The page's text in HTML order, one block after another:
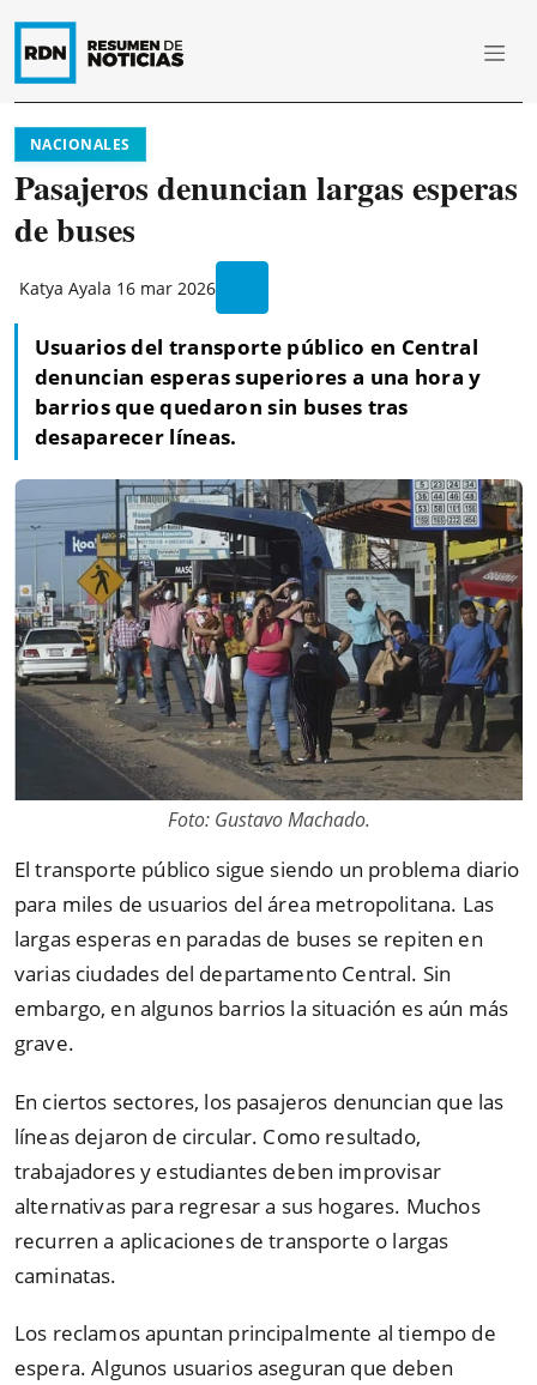
NACIONALES
Pasajeros denuncian largas esperas
de buses
Katya Ayala 16 mar 2026
Usuarios del transporte público en Central
denuncian esperas superiores a una hora y
barrios que quedaron sin buses tras
desaparecer líneas.
Foto: Gustavo Machado.
El transporte público sigue siendo un problema diario
para miles de usuarios del área metropolitana. Las
largas esperas en paradas de buses se repiten en
varias ciudades del departamento Central. Sin
embargo, en algunos barrios la situación es aún más
grave.
En ciertos sectores, los pasajeros denuncian que las
líneas dejaron de circular. Como resultado,
trabajadores y estudiantes deben improvisar
alternativas para regresar a sus hogares. Muchos
recurren a aplicaciones de transporte o largas
caminatas.
Los reclamos apuntan principalmente al tiempo de
espera. Algunos usuarios aseguran que deben